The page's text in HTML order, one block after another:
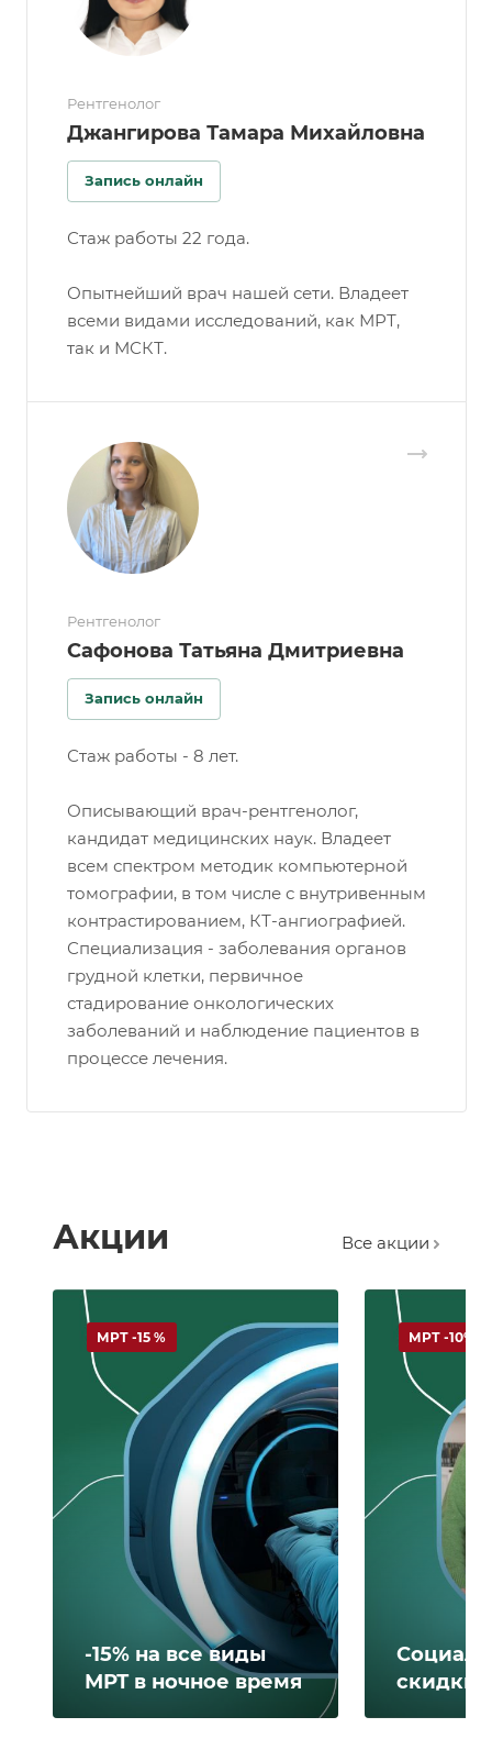
Рентгенолог
Джангирова Тамара Михайловна
Запись онлайн
Стаж работы 22 года.
Опытнейший врач нашей сети. Владеет
всеми видами исследований, как МРТ,
так и МСКТ.
Рентгенолог
Сафонова Татьяна Дмитриевна
Запись онлайн
Стаж работы - 8 лет.
Описывающий врач-рентгенолог,
кандидат медицинских наук. Владеет
всем спектром методик компьютерной
томографии, в том числе с внутривенным
контрастированием, КТ-ангиографией.
Специализация - заболевания органов
грудной клетки, первичное
стадирование онкологических
заболеваний и наблюдение пациентов в
процессе лечения.
Акции Все акции
-15% на все виды
МРТ в ночное время
МРТ -15 %
скидки
МРТ -10%